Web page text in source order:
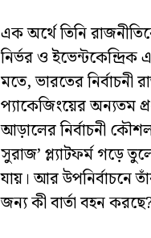
এক অর্থে তিনি
নির্ভর ও
মতে, ভারতের নির্বাচনী
প্যাকেজিংয়ের অন্যতম
আড়ালের নির্বাচনী
সুরাজ’ প্ল্যাটফর্ম গড়ে
যায়। আর উপনির্বাচনে
জন্য কী বার্তা বহন